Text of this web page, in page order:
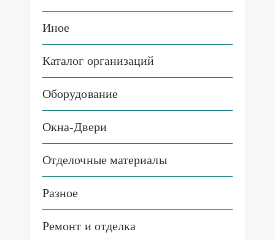
Иное
Каталог организаций
Оборудование
Окна-Двери
Отделочные материалы
Разное
Ремонт и отделка